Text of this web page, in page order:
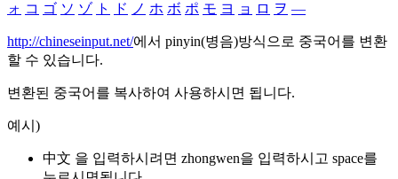
ォ コ ゴ ソ ゾ ト ド ノ ホ ボ ポ モ ヨ ョ ロ ヲ ―
http://chineseinput.net/에서 pinyin(병음)방식으로 중국어를 변환
할 수 있습니다.
변환된 중국어를 복사하여 사용하시면 됩니다.
예시)
中文 을 입력하시려면 zhongwen을 입력하시고 space를